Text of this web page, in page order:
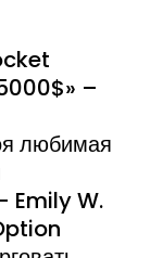
–
любимая
Emily W.